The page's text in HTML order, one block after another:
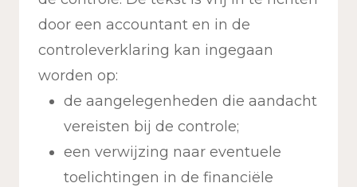
door een accountant en in de
controleverklaring kan ingegaan
worden op:
de aangelegenheden die aandacht
vereisten bij de controle;
een verwijzing naar eventuele
toelichtingen in de financiële